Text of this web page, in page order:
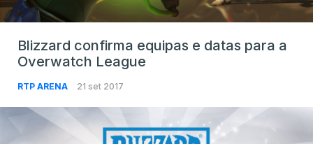
Blizzard confirma equipas e datas para a
Overwatch League
RTP ARENA 21 set 2017